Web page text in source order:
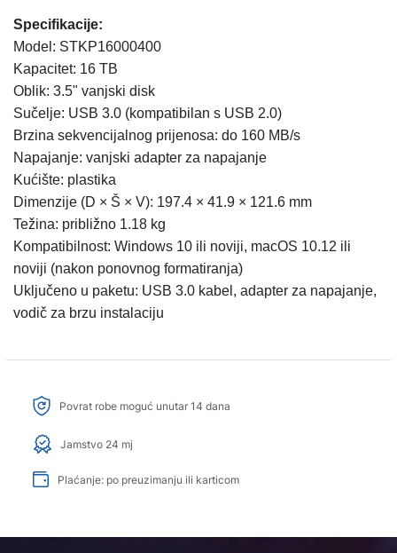
Specifikacije:
Model: STKP16000400
Kapacitet: 16 TB
Oblik: 3.5" vanjski disk
Sučelje: USB 3.0 (kompatibilan s USB 2.0)
Brzina sekvencijalnog prijenosa: do 160 MB/s
Napajanje: vanjski adapter za napajanje
Kućište: plastika
Dimenzije (D × Š × V): 197.4 × 41.9 × 121.6 mm
Težina: približno 1.18 kg
Kompatibilnost: Windows 10 ili noviji, macOS 10.12 ili
noviji (nakon ponovnog formatiranja)
Uključeno u paketu: USB 3.0 kabel, adapter za napajanje,
vodič za brzu instalaciju
Povrat robe moguć unutar 14 dana
Jamstvo 24 mj
Plaćanje: po preuzimanju ili karticom